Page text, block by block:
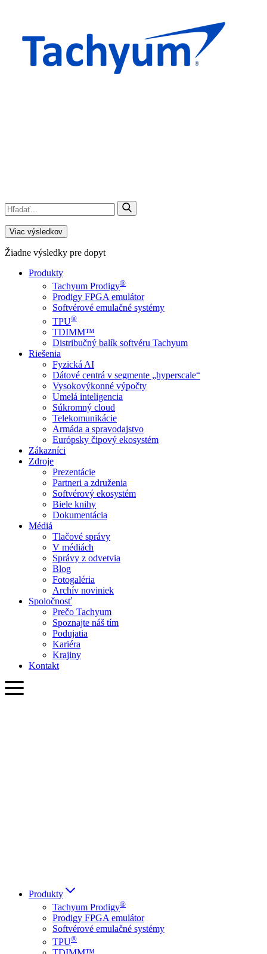
Viac výsledkov
Žiadne výsledky pre dopyt
Produkty
Tachyum Prodigy®
Prodigy FPGA emulátor
Softvérové emulačné systémy
TPU®
TDIMM™
Distribučný balík softvéru Tachyum
Riešenia
Fyzická AI
Dátové centrá v segmente „hyperscale“
Vysokovýkonné výpočty
Umelá inteligencia
Súkromný cloud
Telekomunikácie
Armáda a spravodajstvo
Európsky čipový ekosystém
Zákazníci
Zdroje
Prezentácie
Partneri a združenia
Softvérový ekosystém
Biele knihy
Dokumentácia
Médiá
Tlačové správy
V médiách
Správy z odvetvia
Blog
Fotogaléria
Archív noviniek
Spoločnosť
Prečo Tachyum
Spoznajte náš tím
Podujatia
Kariéra
Krajiny
Kontakt
Produkty
Tachyum Prodigy®
Prodigy FPGA emulátor
Softvérové emulačné systémy
TPU®